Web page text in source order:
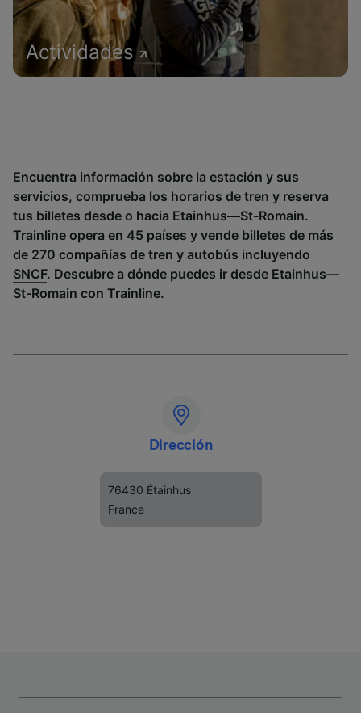
Actividades
Encuentra información sobre la estación y sus
servicios, comprueba los horarios de tren y reserva
tus billetes desde o hacia Etainhus—St-Romain.
Trainline opera en 45 países y vende billetes de más
de 270 compañías de tren y autobús incluyendo
SNCF. Descubre a dónde puedes ir desde Etainhus—
St-Romain con Trainline.
Dirección
76430 Étainhus
France